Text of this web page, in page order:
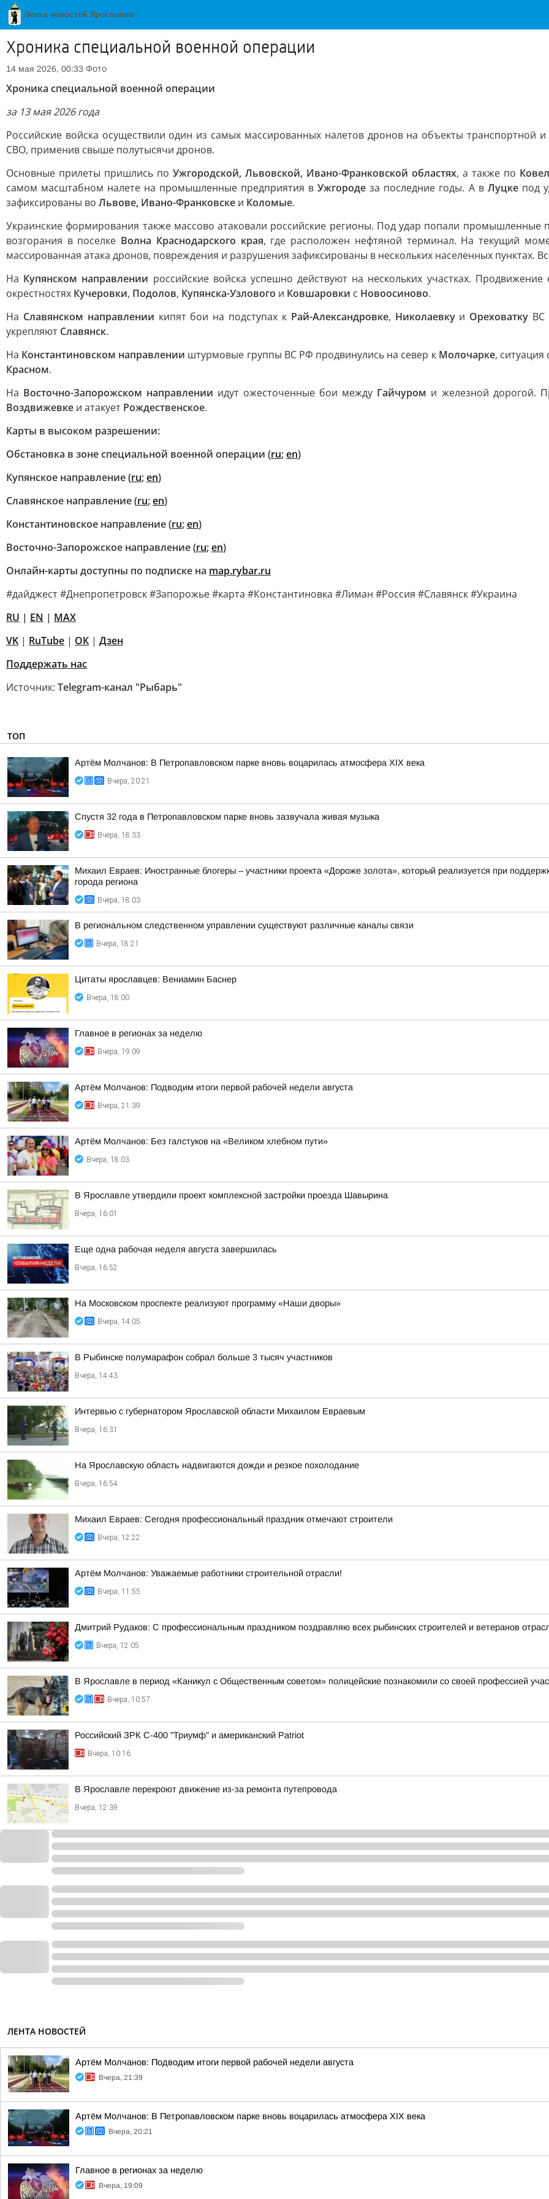
Хроника специальной военной операции
14 мая 2026, 00:33 Фото
Хроника специальной военной операции
за 13 мая 2026 года
Российские войска осуществили один из самых массированных налетов дронов на объекты транспортной
СВО, применив свыше полутысячи дронов.
Основные прилеты пришлись по Ужгородской, Львовской, Ивано-Франковской областях, а также по
самом масштабном налете на промышленные предприятия вУжгороде за последние годы. А в Луцкепод
зафиксированы во Львове, Ивано-Франковске и Коломые.
Украинские формирования также массово атаковали российские регионы. Под удар попали промышленные
возгорания в поселке Волна Краснодарского края, где расположен нефтяной терминал. На текущий
массированная атака дронов, повреждения и разрушения зафиксированы в нескольких населенных пунктах.
На Купянском направлении российские войска успешно действуют на нескольких участках.
окрестностях Кучеровки, Подолов, Купянска-Узлового и Ковшаровки с Новоосиново.
На Славянском направлении кипят бои на подступах к Рай-Александровке, Николаевкуи Ореховатку ВС
укрепляют Славянск.
На Константиновском направлении штурмовые группы ВС РФ продвинулись на север к Молочарке,
Красном.
На Восточно-Запорожском направлении идут ожесточенные бои между Гайчуром и железной дорогой.
Воздвижевке и атакует Рождественское.
Карты в высоком разрешении:
Обстановка в зоне специальной военной операции (ru;en)
Купянское направление (ru;en)
Славянское направление (ru;en)
Константиновское направление (ru;en)
Восточно-Запорожское направление (ru;en)
Онлайн-карты доступны по подписке на map.rybar.ru
#дайджест #Днепропетровск #Запорожье #карта #Константиновка #Лиман #Россия #Славянск #Украина
RU | EN | MAX
VK | RuTube | ОК | Дзен
Поддержать нас
Источник: Telegram-канал "Рыбарь"
ТОП
Артём Молчанов: В Петропавловском парке вновь воцарилась атмосфера XIX века
Вчера, 20:21
Спустя 32 года в Петропавловском парке вновь зазвучала живая музыка
Вчера, 18:33
Михаил Евраев: Иностранные блогеры – участники проекта «Дороже золота», который реализуется при
города региона
Вчера, 18:03
В региональном следственном управлении существуют различные каналы связи
Вчера, 18:21
Цитаты ярославцев: Вениамин Баснер
Вчера, 18:00
Главное в регионах за неделю
Вчера, 19:09
Артём Молчанов: Подводим итоги первой рабочей недели августа
Вчера, 21:39
Артём Молчанов: Без галстуков на «Великом хлебном пути»
Вчера, 18:03
В Ярославле утвердили проект комплексной застройки проезда Шавырина
Вчера, 16:01
Еще одна рабочая неделя августа завершилась
Вчера, 16:52
На Московском проспекте реализуют программу «Наши дворы»
Вчера, 14:05
В Рыбинске полумарафон собрал больше 3 тысяч участников
Вчера, 14:43
Интервью с губернатором Ярославской области Михаилом Евраевым
Вчера, 16:31
На Ярославскую область надвигаются дожди и резкое похолодание
Вчера, 16:54
Михаил Евраев: Сегодня профессиональный праздник отмечают строители
Вчера, 12:22
Артём Молчанов: Уважаемые работники строительной отрасли!
Вчера, 11:55
Дмитрий Рудаков: С профессиональным праздником поздравляю всех рыбинских строителей и ветеранов
Вчера, 12:05
В Ярославле в период «Каникул с Общественным советом» полицейские познакомили со своей профессией
Вчера, 10:57
Российский ЗРК С-400 "Триумф" и американский Patriot
Вчера, 10:16
В Ярославле перекроют движение из-за ремонта путепровода
Вчера, 12:39
ЛЕНТА НОВОСТЕЙ
Артём Молчанов: Подводим итоги первой рабочей недели августа
Вчера, 21:39
Артём Молчанов: В Петропавловском парке вновь воцарилась атмосфера XIX века
Вчера, 20:21
Главное в регионах за неделю
Вчера, 19:09